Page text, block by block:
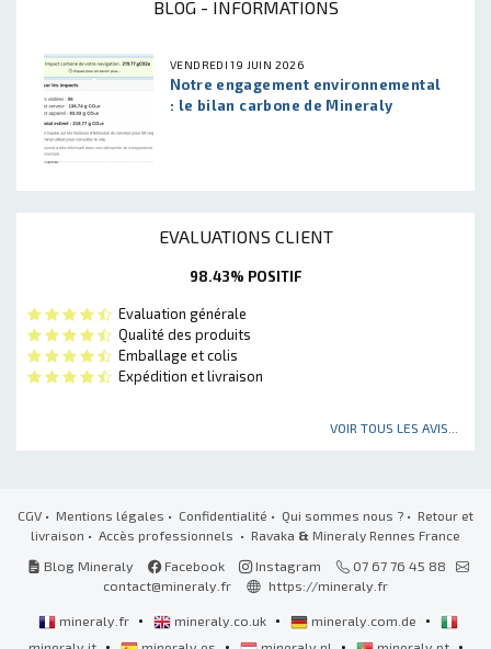
BLOG - INFORMATIONS
VENDREDI 19 JUIN 2026
Notre engagement environnemental
: le bilan carbone de Mineraly
EVALUATIONS CLIENT
98.43% POSITIF
Evaluation générale
Qualité des produits
Emballage et colis
Expédition et livraison
VOIR TOUS LES AVIS...
CGV • Mentions légales • Confidentialité • Qui sommes nous ? • Retour et
livraison • Accès professionnels • Ravaka & Mineraly Rennes France
Blog Mineraly
Facebook Instagram
07 67 76 45 88
contact@mineraly.fr
https://mineraly.fr
mineraly.fr • mineraly.co.uk • mineraly.com.de •